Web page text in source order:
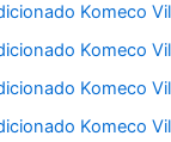
Komeco
Komeco
Komeco
Komeco